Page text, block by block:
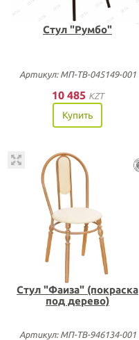
Стул "Румбо"
Артикул: МП-ТВ-045149-001
10 485 KZT
Купить
Стул "Фаиза" (покраска
под дерево)
Артикул: МП-ТВ-946134-001